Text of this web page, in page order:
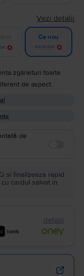
Vezi detalii
Ca nou
Alertă stoc
zgârieturi foarte
de aspect.
de
si finalizeaza rapid
cardul salvat in
detalii